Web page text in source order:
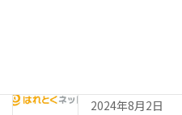
2024年8月2日